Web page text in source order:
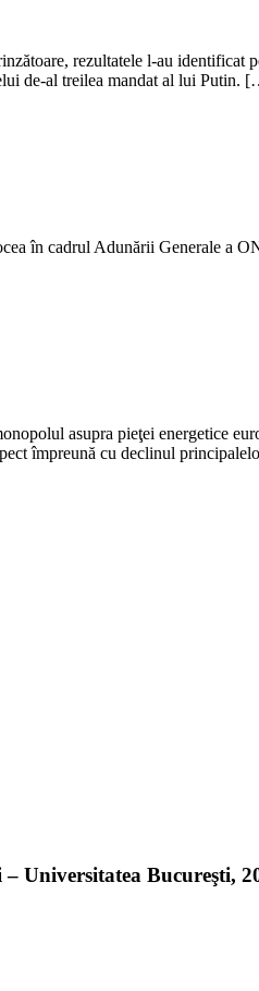
rezultatele l-au
de-al treilea mandat al lui Putin.
în cadrul Adunării Generale a
asupra pieţei energetice
împreună cu declinul
Universitatea Bucureşti,